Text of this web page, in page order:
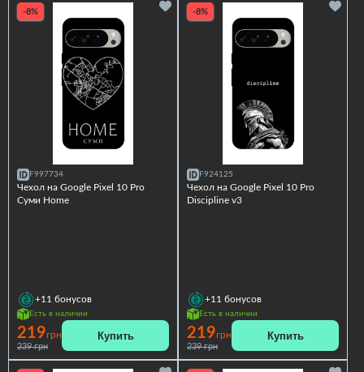
-8%
F997734
Чехол на Google Pixel 10 Pro
Суми Home
+11 бонусов
Есть в наличии
219грн
239 грн
Купить
-8%
F924125
Чехол на Google Pixel 10 Pro
Discipline v3
+11 бонусов
Есть в наличии
219грн
239 грн
Купить